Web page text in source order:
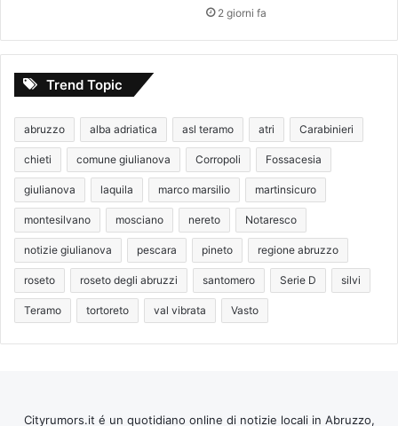
2 giorni fa
Trend Topic
abruzzo alba adriatica asl teramo atri Carabinieri
chieti comune giulianova Corropoli Fossacesia
giulianova laquila marco marsilio martinsicuro
montesilvano mosciano nereto Notaresco
notizie giulianova pescara pineto regione abruzzo
roseto roseto degli abruzzi santomero Serie D silvi
Teramo tortoreto val vibrata Vasto
Cityrumors.it é un quotidiano online di notizie locali in Abruzzo,